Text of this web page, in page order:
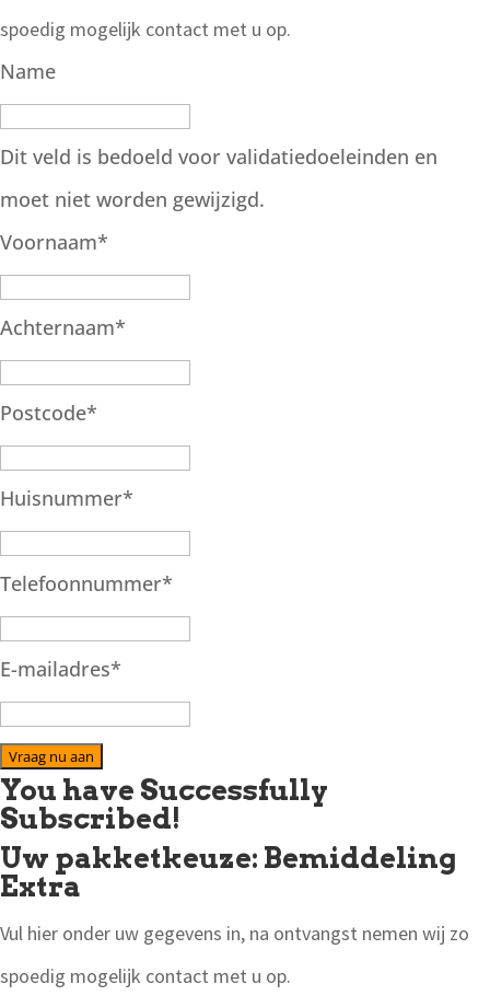
spoedig mogelijk contact met u op.
Name
Dit veld is bedoeld voor validatiedoeleinden en
moet niet worden gewijzigd.
Voornaam*
Achternaam*
Postcode*
Huisnummer*
Telefoonnummer*
E-mailadres*
Vraag nu aan
You have Successfully
Subscribed!
Uw pakketkeuze: Bemiddeling
Extra
Vul hier onder uw gegevens in, na ontvangst nemen wij zo
spoedig mogelijk contact met u op.